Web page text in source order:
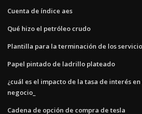
Cuenta de índice aes
Qué hizo el petróleo crudo
Plantilla para la terminación de los
Papel pintado de ladrillo plateado
¿cuál es el impacto de la tasa de interés
negocio_
Cadena de opción de compra de tesla